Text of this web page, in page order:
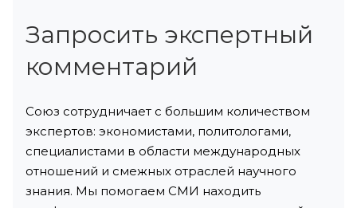
Запросить экспертный
комментарий
Союз сотрудничает с большим количеством
экспертов: экономистами, политологами,
специалистами в области международных
отношений и смежных отраслей научного
знания. Мы помогаем СМИ находить